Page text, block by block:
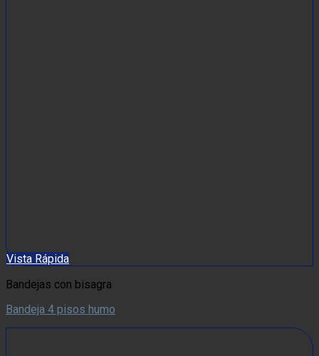
Vista Rápida
Bandejas con bisagra
Bandeja 4 pisos humo